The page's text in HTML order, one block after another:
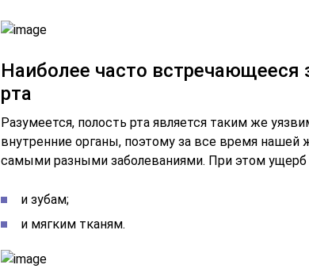
Наиболее часто встречающееся
рта
Разумеется, полость рта является таким же
внутренние органы, поэтому за все время
самыми разными заболеваниями. При этом ущерб
и зубам;
и мягким тканям.